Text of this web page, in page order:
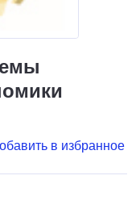
в избранное